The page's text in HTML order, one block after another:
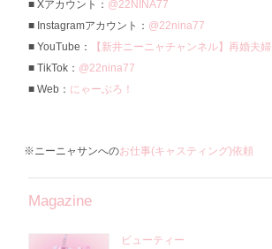
Xアカウント： @22NINA77
Instagramアカウント： @22nina77
YouTube：
【新井ニーニャチャンネル】再婚夫婦
TikTok： @22nina77
Web： にゃーぶろ！
※ニーニャサンへのお仕事(キャスティング)依頼
Magazine
ビューティー